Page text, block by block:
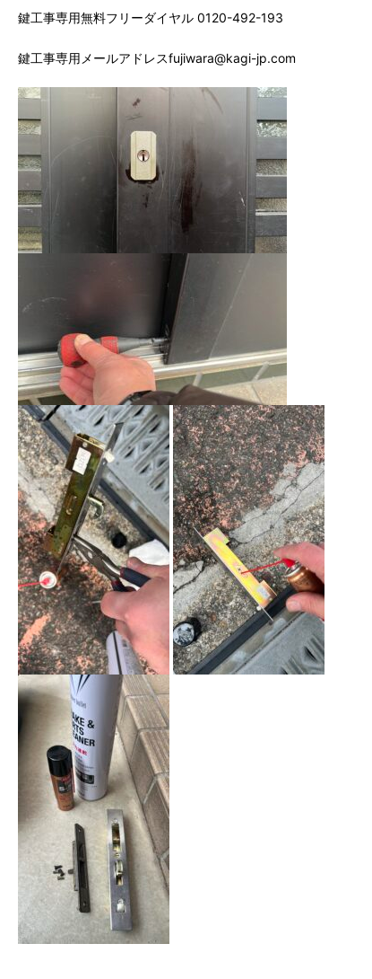
鍵工事専用無料フリーダイヤル 0120-492-193
鍵工事専用メールアドレスfujiwara@kagi-jp.com